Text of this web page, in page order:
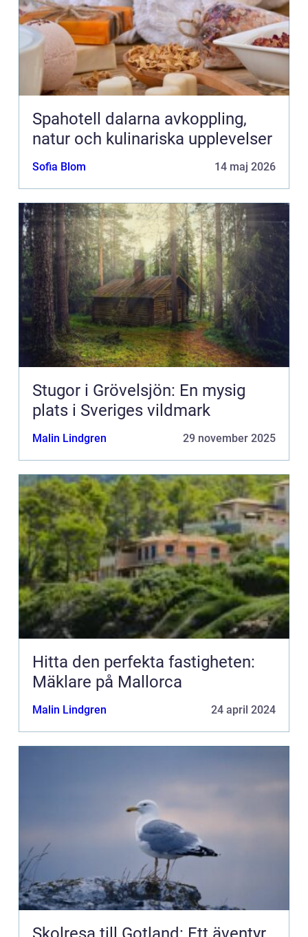
Spahotell dalarna avkoppling,
natur och kulinariska upplevelser
Sofia Blom 14 maj 2026
Stugor i Grövelsjön: En mysig
plats i Sveriges vildmark
Malin Lindgren 29 november 2025
Hitta den perfekta fastigheten:
Mäklare på Mallorca
Malin Lindgren 24 april 2024